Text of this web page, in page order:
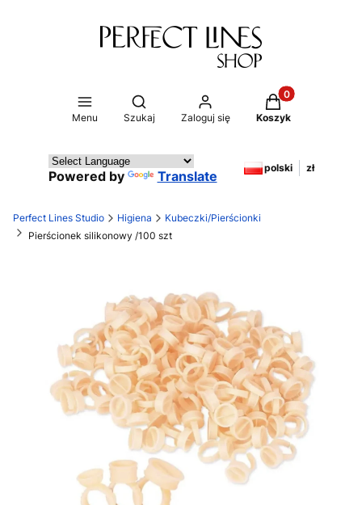
Menu
Otwórz wyszukiwarkę
Szukaj Zaloguj się
Produkty w
Koszyk
Powered by Translate
polski zł
Perfect Lines Studio Higiena
Kubeczki/Pierścionki
Pierścionek silikonowy /100 szt